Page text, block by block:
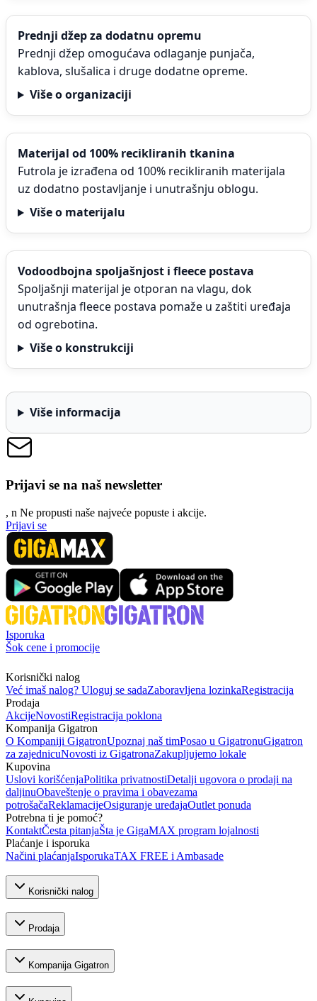
Prednji džep za dodatnu opremu
Prednji džep omogućava odlaganje punjača,
kablova, slušalica i druge dodatne opreme.
Više o organizaciji
Materijal od 100% recikliranih tkanina
Futrola je izrađena od 100% recikliranih materijala
uz dodatno postavljanje i unutrašnju oblogu.
Više o materijalu
Vodoodbojna spoljašnjost i fleece postava
Spoljašnji materijal je otporan na vlagu, dok
unutrašnja fleece postava pomaže u zaštiti uređaja
od ogrebotina.
Više o konstrukciji
Više informacija
Prijavi se na naš newsletter
, n Ne propusti naše najveće popuste i akcije.
Prijavi se
Isporuka
Šok cene i promocije
Korisnički nalog
Već imaš nalog? Uloguj se sadaZaboravljena lozinkaRegistracija
Prodaja
AkcijeNovostiRegistracija poklona
Kompanija Gigatron
O Kompaniji GigatronUpoznaj naš timPosao u GigatronuGigatron
za zajednicuNovosti iz GigatronaZakupljujemo lokale
Kupovina
Uslovi korišćenjaPolitika privatnostiDetalji ugovora o prodaji na
daljinuObaveštenje o pravima i obavezama
potrošačaReklamacijeOsiguranje uređajaOutlet ponuda
Potrebna ti je pomoć?
KontaktČesta pitanjaŠta je GigaMAX program lojalnosti
Plaćanje i isporuka
Načini plaćanjaIsporukaTAX FREE i Ambasade
Korisnički nalog
Prodaja
Kompanija Gigatron